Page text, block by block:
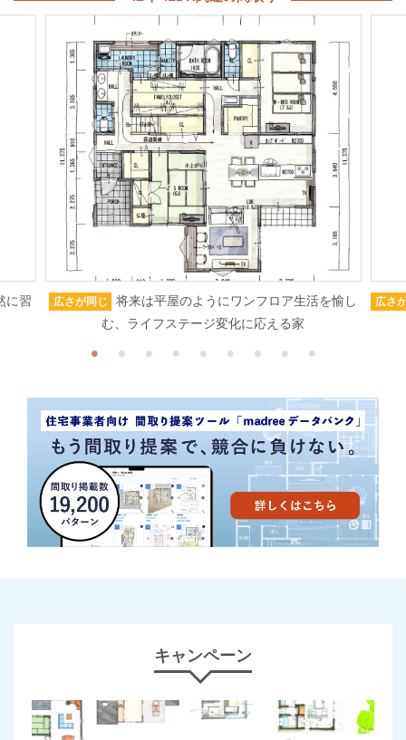
に習 広さが同じ
将来は平屋のようにワンフロア生活を愉し
む、ライフステージ変化に応える家
広さ
キャンペーン